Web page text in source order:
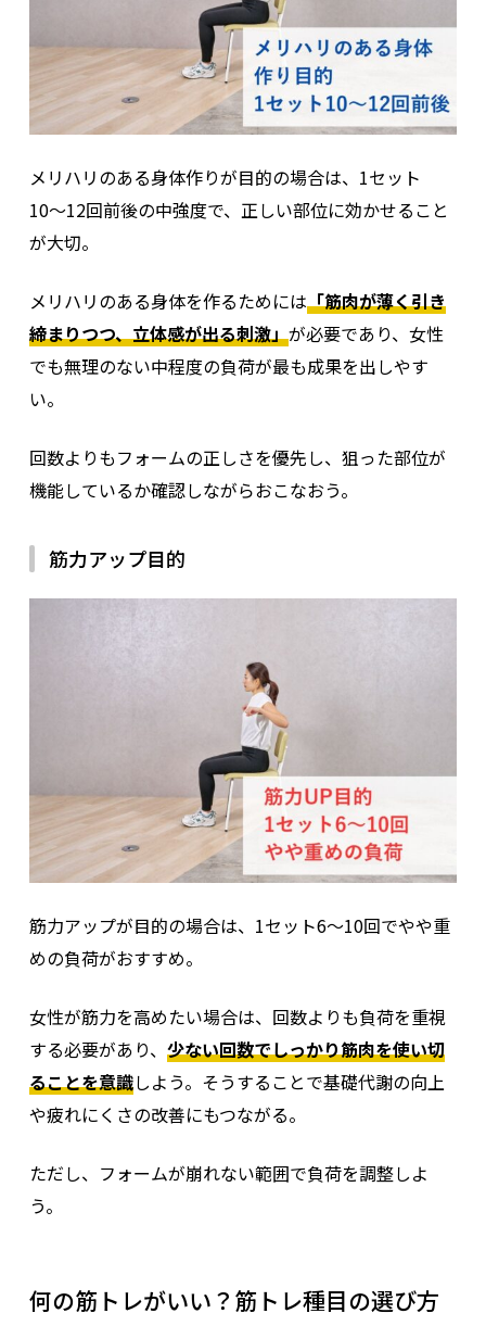
筋トレは継続してこそ効果が現れるため、女性にとっ
て無理なく続けられる強度と頻度を選ぶことが大切。
女性はホルモンバランスや体調の変化が大きく、日に
よって運動への適応度が異なる傾向に。そのため毎日
高強度でおこなうよりも、週2〜3回のペースで適切な
負荷を維持したほうが、ケガの予防と成果の両立がし
やすい。
疲労が強い日はフォームづくりに集中し、調子がよい
日は負荷を上げるなど、状況に合わせた調整をするこ
とで習慣化につながる。
筋トレの効果を最大限に引き出すためには、生活習慣
眠・呼吸・歩き方といった日常の動作は、体型や筋肉
の働きに大きな影響を与える
肉が機能しにくい状態に陥りやすい。筋トレだけでな
メリハリのある身体作りが目的の場合は、1セット
10〜12回前後の中強度で、正しい部位に効かせること
が大切。
メリハリのある身体を作るためには「筋肉が薄く引き
締まりつつ、立体感が出る刺激」が必要であり、女性
でも無理のない中程度の負荷が最も成果を出しやす
い。
回数よりもフォームの正しさを優先し、狙った部位が
機能しているか確認しながらおこなおう。
筋力アップ目的
筋力アップが目的の場合は、1セット6〜10回でやや重
めの負荷がおすすめ。
女性が筋力を高めたい場合は、回数よりも負荷を重視
する必要があり、 少ない回数でしっかり筋肉を使い切
ることを意識しよう。そうすることで基礎代謝の向上
や疲れにくさの改善にもつながる。
ただし、フォームが崩れない範囲で負荷を調整しよ
う。
何の筋トレがいい？筋トレ種目の選び方